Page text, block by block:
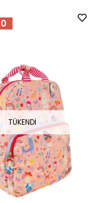
TÜKENDI